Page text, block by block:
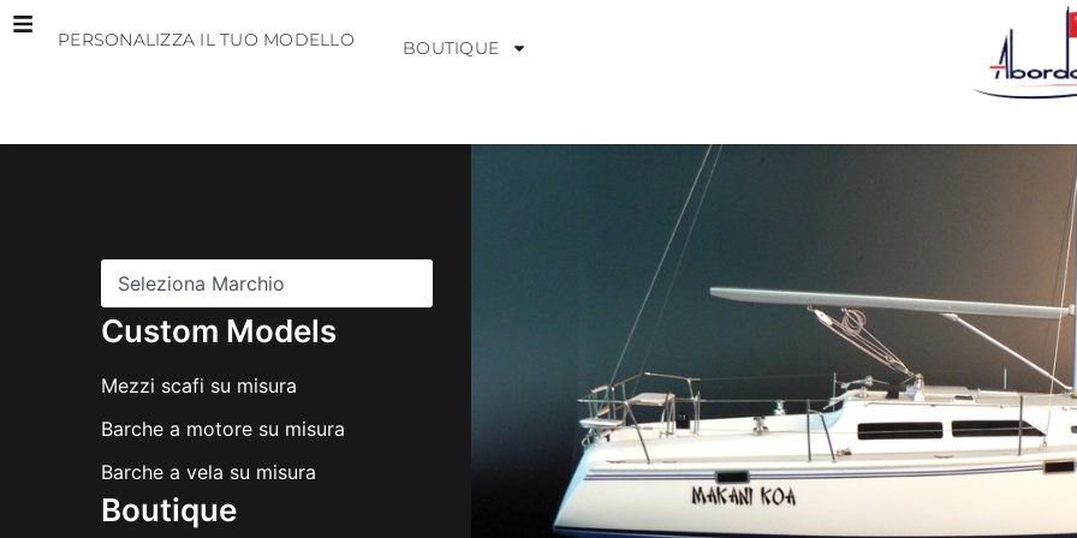
Vai
PERSONALIZZA IL TUO MODELLO BOUTIQUE
Custom Models
Mezzi scafi su misura
Barche a motore su misura
Barche a vela su misura
Boutique